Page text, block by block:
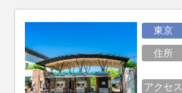
東京
住所
アクセス